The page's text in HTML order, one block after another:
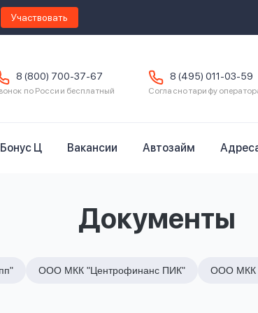
Участвовать
8 (800) 700-37-67
по России бесплатный
8 (495) 011-03-59
Согласно тарифу
Бонус Ц Вакансии Автозайм
Документы
ООО МКК "Центрофинанс ПИК" ООО МКК